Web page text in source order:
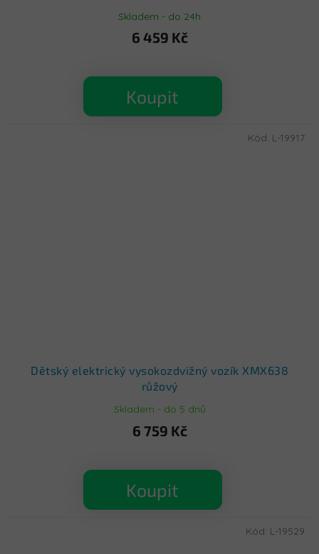
Skladem - do 24h
6 459 Kč
Koupit
Dětský elektrický vysokozdvižný vozík XMX638
růžový
Skladem - do 5 dnů
6 759 Kč
Koupit
Kód: L-19917
Kód: L-19529